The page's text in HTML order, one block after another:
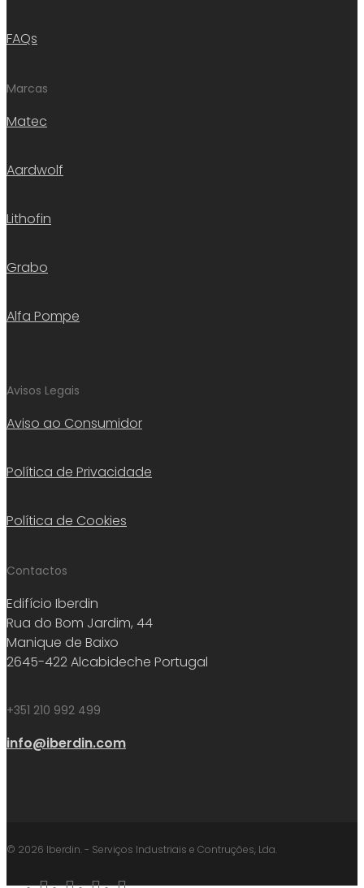
FAQs
Marcas
Matec
Aardwolf
Lithofin
Grabo
Alfa Pompe
Avisos Legais
Aviso ao Consumidor
Política de Privacidade
Política de Cookies
Contactos
Edifício Iberdin
Rua do Bom Jardim, 44
Manique de Baixo
2645-422 Alcabideche Portugal
+351 210 992 499
info@iberdin.com
© 2026 Iberdin. - Serviços Industriais e Contruções, Lda.